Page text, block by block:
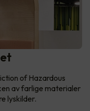
of Hazardous
av farlige materialer
lyskilder.